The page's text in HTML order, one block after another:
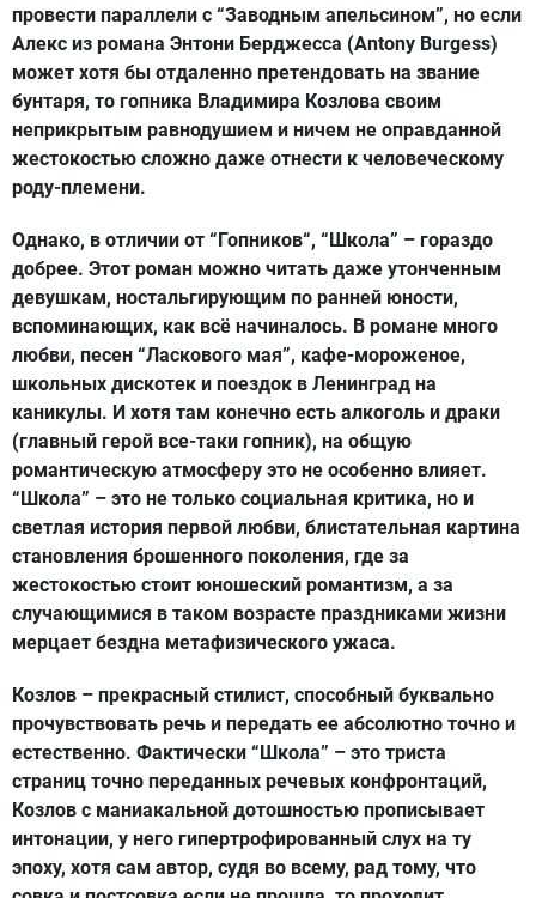
провести параллели с “Заводным апельсином”, но если
Алекс из романа Энтони Берджесса (Antony Burgess)
может хотя бы отдаленно претендовать на звание
бунтаря, то гопника Владимира Козлова своим
неприкрытым равнодушием и ничем не оправданной
жестокостью сложно даже отнести к человеческому
роду-племени.
Однако, в отличии от “Гопников“, “Школа” – гораздо
добрее. Этот роман можно читать даже утонченным
девушкам, ностальгирующим по ранней юности,
вспоминающих, как всё начиналось. В романе много
любви, песен “Ласкового мая”, кафе-мороженое,
школьных дискотек и поездок в Ленинград на
каникулы. И хотя там конечно есть алкоголь и драки
(главный герой все-таки гопник), на общую
романтическую атмосферу это не особенно влияет.
“Школа” – это не только социальная критика, но и
светлая история первой любви, блистательная картина
становления брошенного поколения, где за
жестокостью стоит юношеский романтизм, а за
случающимися в таком возрасте праздниками жизни
мерцает бездна метафизического ужаса.
Козлов – прекрасный стилист, способный буквально
прочувствовать речь и передать ее абсолютно точно и
естественно. Фактически “Школа” – это триста
страниц точно переданных речевых конфронтаций,
Козлов с маниакальной дотошностью прописывает
интонации, у него гипертрофированный слух на ту
эпоху, хотя сам автор, судя во всему, рад тому, что